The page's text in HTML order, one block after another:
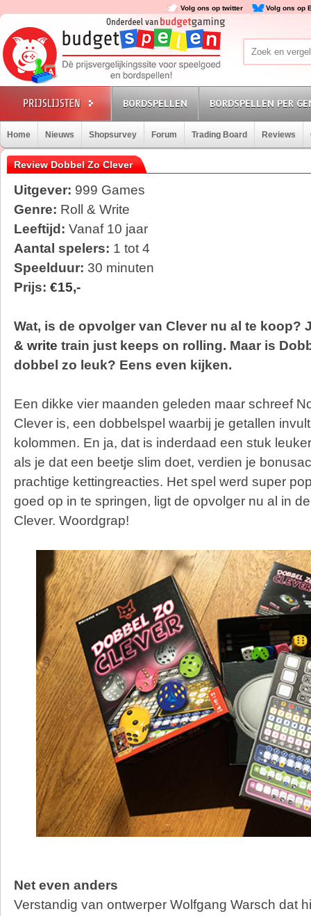
Volg ons op twitter Volg ons op
BORDSPELLEN BORDSPELLEN PER
Home Nieuws Shopsurvey Forum Trading Board Reviews
Review Dobbel Zo Clever
Uitgever: 999 Games
Genre: Roll & Write
Leeftijd: Vanaf 10 jaar
Aantal spelers: 1 tot 4
Speelduur: 30 minuten
Prijs: €15,-
Wat, is de opvolger van Clever nu al te koop?
& write train just keeps on rolling. Maar is
dobbel zo leuk? Eens even kijken.
Een dikke vier maanden geleden maar schreef
Clever is, een dobbelspel waarbij je getallen
kolommen. En ja, dat is inderdaad een stuk
als je dat een beetje slim doet, verdien je
prachtige kettingreacties. Het spel werd super
goed op in te springen, ligt de opvolger nu al in
Clever. Woordgrap!
Net even anders
Verstandig van ontwerper Wolfgang Warsch dat